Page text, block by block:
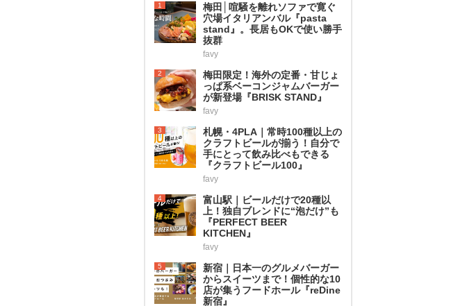
1
梅田│喧騒を離れソファで寛ぐ
穴場イタリアンバル『pasta
stand』。長居もOKで使い勝手
抜群
favy
2
梅田限定！海外の定番・甘じょ
っぱ系ベーコンジャムバーガー
が新登場『BRISK STAND』
favy
3
札幌・4PLA｜常時100種以上の
クラフトビールが揃う！自分で
手にとって飲み比べもできる
『クラフトビール100』
favy
4
富山駅｜ビールだけで20種以
上！独自ブレンドに“泡だけ”も
『PERFECT BEER
KITCHEN』
favy
5
新宿｜日本一のグルメバーガー
からスイーツまで！個性的な10
店が集うフードホール『reDine
新宿』